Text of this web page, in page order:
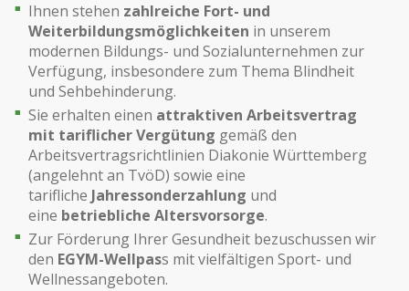
Ihnen stehen zahlreiche Fort- und
Weiterbildungsmöglichkeiten in unserem
modernen Bildungs- und Sozialunternehmen zur
Verfügung, insbesondere zum Thema Blindheit
und Sehbehinderung.
Sie erhalten einen attraktiven Arbeitsvertrag
mit tariflicher Vergütung gemäß den
Arbeitsvertragsrichtlinien Diakonie Württemberg
(angelehnt an TvöD) sowie eine
tarifliche Jahressonderzahlung und
eine betriebliche Altersvorsorge.
Zur Förderung Ihrer Gesundheit bezuschussen wir
den EGYM-Wellpass mit vielfältigen Sport- und
Wellnessangeboten.